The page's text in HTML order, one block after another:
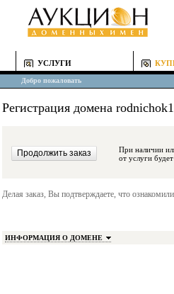
УСЛУГИ
Добро пожаловать
Регистрация домена
При наличии или
от услуги
Делая заказ, Вы подтверждаете, что
ИНФОРМАЦИЯ О ДОМЕНЕ